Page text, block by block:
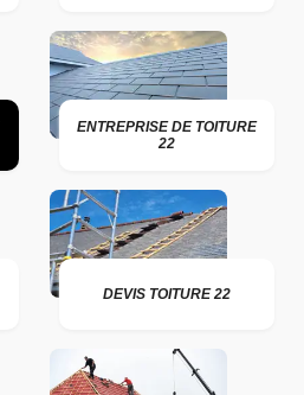
ENTREPRISE DE TOITURE
22
DEVIS TOITURE 22